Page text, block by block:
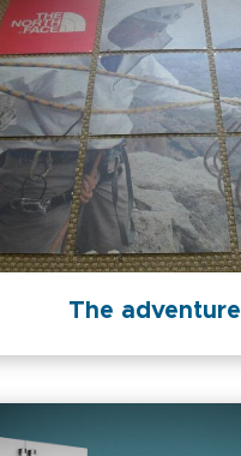
The adventure